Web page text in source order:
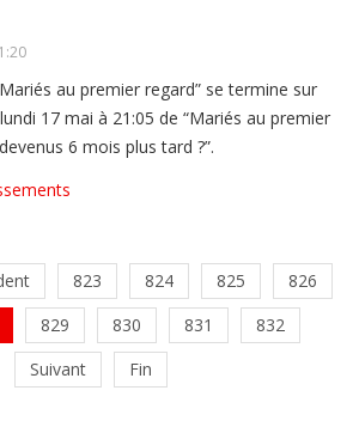
au premier regard” se termine sur
17 mai à 21:05 de “Mariés au premier
6 mois plus tard ?”.
823 824 825
826
829 830 831
832
Suivant
Fin